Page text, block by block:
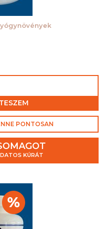
PONTOSAN
KÚRÁT